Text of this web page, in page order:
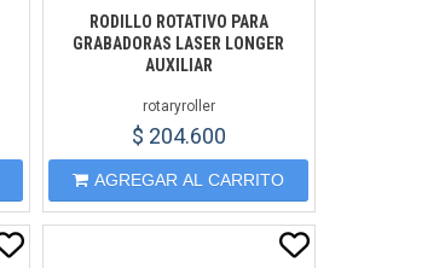
RODILLO ROTATIVO PARA
GRABADORAS LASER LONGER
AUXILIAR
rotaryroller
$ 204.600
AGREGAR AL CARRITO